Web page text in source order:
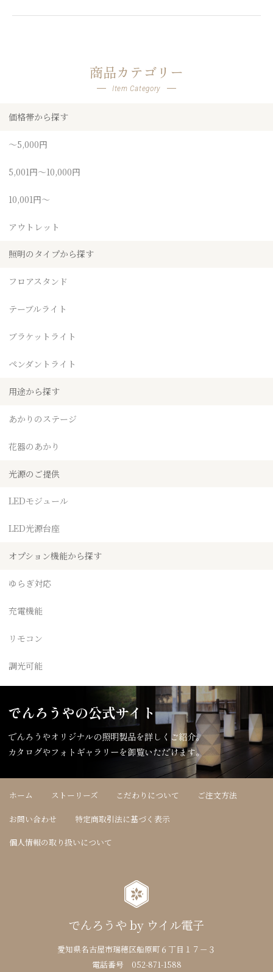
商品カテゴリー
Item Category
価格帯から探す
～5,000円
5,001円～10,000円
10,001円～
アウトレット
照明のタイプから探す
フロアスタンド
テーブルライト
ブラケットライト
ペンダントライト
用途から探す
あかりのステージ
花器のあかり
光源のご提供
LEDモジュール
LED光源台座
オプション機能から探す
ゆらぎ対応
充電機能
リモコン
調光可能
でんろうやの公式サイト
でんろうやオリジナルの照明製品を詳しくご紹介。
カタログやフォトギャラリーを御覧いただけます。
ホーム ストーリーズ こだわりについて ご注文方法
お問い合わせ 特定商取引法に基づく表示
個人情報の取り扱いについて
でんろうや by ウイル電子
愛知県名古屋市瑞穂区船原町６丁目１７－３
電話番号 052-871-1588